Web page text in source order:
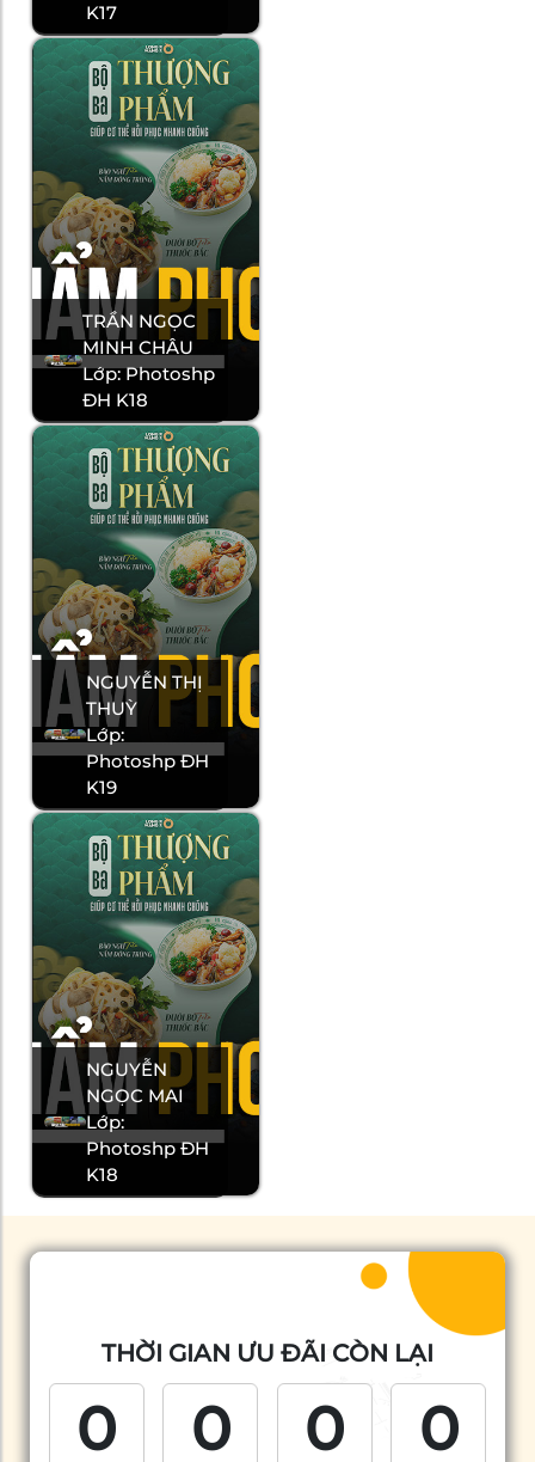
K17
TRẦN NGỌC
MINH CHÂU
Lớp: Photoshp
ĐH K18
NGUYỄN THỊ
THUỲ
Lớp:
Photoshp ĐH
K19
NGUYỄN
NGỌC MAI
Lớp:
Photoshp ĐH
K18
THỜI GIAN ƯU ĐÃI CÒN LẠI
0 0 0 0